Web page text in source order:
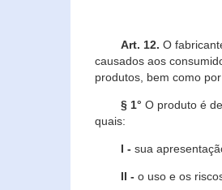
Art. 12. O
causados aos
produtos, bem como
§ 1° O produto é
quais:
I - sua
II - o uso e os